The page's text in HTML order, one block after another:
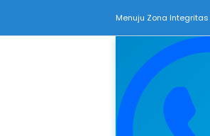
Menuju Zona Integritas